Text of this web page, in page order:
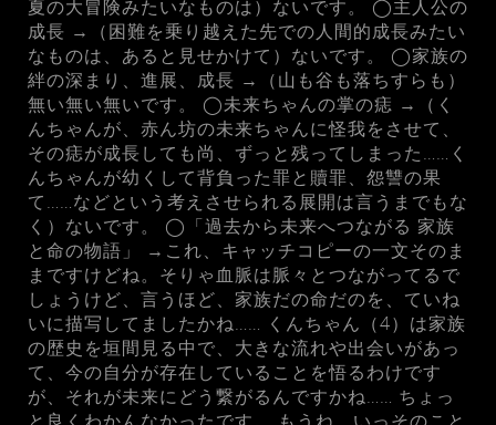
夏の大冒険みたいなものは）ないです。 ◯主人公の
成長 →（困難を乗り越えた先での人間的成長みたい
なものは、あると見せかけて）ないです。 ◯家族の
絆の深まり、進展、成長 →（山も谷も落ちすらも）
無い無い無いです。 ◯未来ちゃんの掌の痣 →（く
んちゃんが、赤ん坊の未来ちゃんに怪我をさせて、
その痣が成長しても尚、ずっと残ってしまった……く
んちゃんが幼くして背負った罪と贖罪、怨讐の果
て……などという考えさせられる展開は言うまでもな
く）ないです。 ◯「過去から未来へつながる 家族
と命の物語」 →これ、キャッチコピーの一文そのま
まですけどね。そりゃ血脈は脈々とつながってるで
しょうけど、言うほど、家族だの命だのを、ていね
いに描写してましたかね…… くんちゃん（4）は家族
の歴史を垣間見る中で、大きな流れや出会いがあっ
て、今の自分が存在していることを悟るわけです
が、それが未来にどう繋がるんですかね…… ちょっ